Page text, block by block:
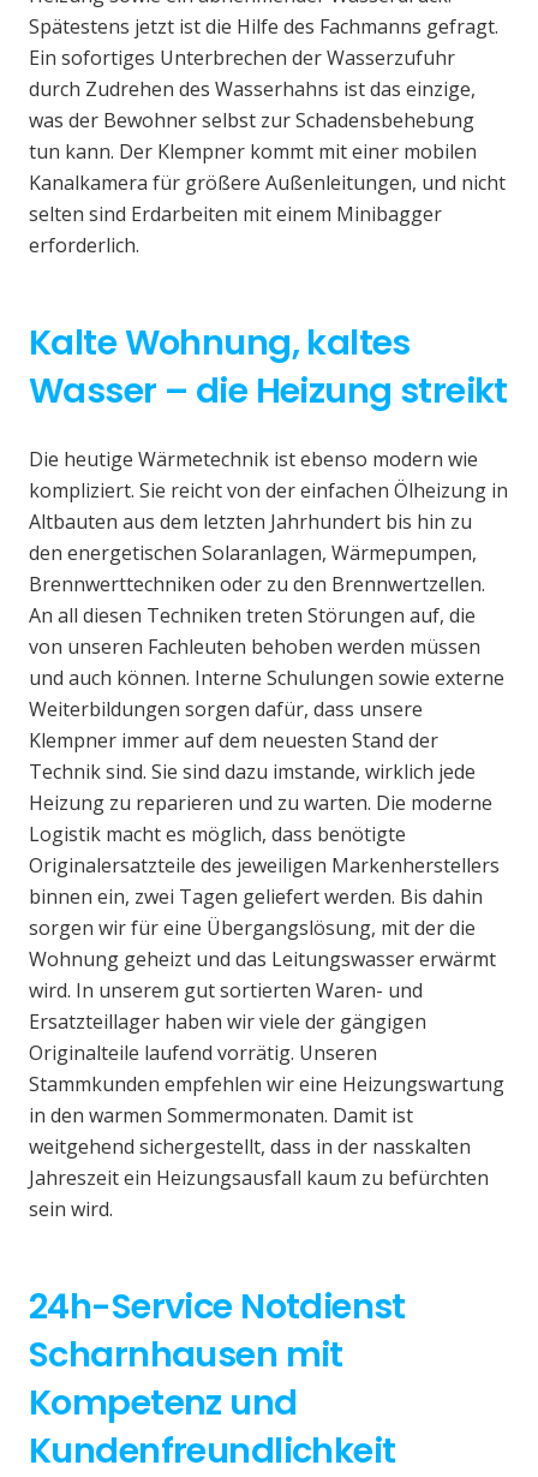
Spätestens jetzt ist die Hilfe des Fachmanns gefragt.
Ein sofortiges Unterbrechen der Wasserzufuhr
durch Zudrehen des Wasserhahns ist das einzige,
was der Bewohner selbst zur Schadensbehebung
tun kann. Der Klempner kommt mit einer mobilen
Kanalkamera für größere Außenleitungen, und nicht
selten sind Erdarbeiten mit einem Minibagger
erforderlich.
Kalte Wohnung, kaltes
Wasser – die Heizung streikt
Die heutige Wärmetechnik ist ebenso modern wie
kompliziert. Sie reicht von der einfachen Ölheizung in
Altbauten aus dem letzten Jahrhundert bis hin zu
den energetischen Solaranlagen, Wärmepumpen,
Brennwerttechniken oder zu den Brennwertzellen.
An all diesen Techniken treten Störungen auf, die
von unseren Fachleuten behoben werden müssen
und auch können. Interne Schulungen sowie externe
Weiterbildungen sorgen dafür, dass unsere
Klempner immer auf dem neuesten Stand der
Technik sind. Sie sind dazu imstande, wirklich jede
Heizung zu reparieren und zu warten. Die moderne
Logistik macht es möglich, dass benötigte
Originalersatzteile des jeweiligen Markenherstellers
binnen ein, zwei Tagen geliefert werden. Bis dahin
sorgen wir für eine Übergangslösung, mit der die
Wohnung geheizt und das Leitungswasser erwärmt
wird. In unserem gut sortierten Waren- und
Ersatzteillager haben wir viele der gängigen
Originalteile laufend vorrätig. Unseren
Stammkunden empfehlen wir eine Heizungswartung
in den warmen Sommermonaten. Damit ist
weitgehend sichergestellt, dass in der nasskalten
Jahreszeit ein Heizungsausfall kaum zu befürchten
sein wird.
24h-Service Notdienst
Scharnhausen mit
Kompetenz und
Kundenfreundlichkeit